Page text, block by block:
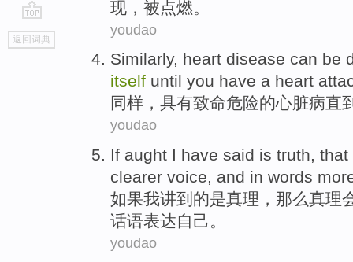
go
top
返回词典
现，被点燃。
youdao
Similarly, heart disease can be
itself until you have a heart
同样 ，具有致命危险的心脏病直
youdao
If aught I have said is truth, that
clearer voice, and in words
如果我讲到 的是真理 ， 那么真理
话语表达自己。
youdao